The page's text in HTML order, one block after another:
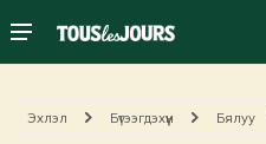
Эхлэл Бүтээгдэхүүн Бялуу